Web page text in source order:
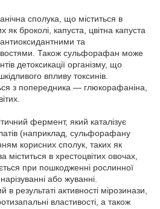
сполука, що міститься в
як броколі, капуста, цвітна капуста
та
Також сульфорафан може
детоксикації організму, що
впливу токсинів.
з попередника — глюкорафаніна,
фермент, який каталізує
(наприклад, сульфорафану
корисних сполук, таких як
в хрестоцвітих овочах,
при пошкодженні рослинної
або жуванні.
активності мірозинази,
властивості, а також